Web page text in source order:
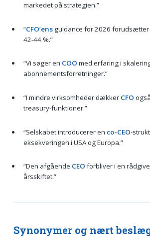
markedet på strategien.”
“CFO’ensguidance for 2026 forudsætter
42-44 %.”
“Vi søger en COO med erfaring i
abonnementsforretninger.”
“I mindre virksomheder dækker CFO
treasury-funktioner.”
“Selskabet introducerer en co-CEO-
eksekveringen i USA og Europa.”
“Den afgående CEO forbliver i en
årsskiftet.”
Synonymer og nært